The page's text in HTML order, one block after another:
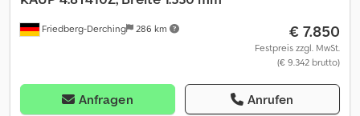
Friedberg-Derching 286 km € 7.850
Festpreis zzgl. MwSt.
(€ 9.342 brutto)
Anfragen Anrufen